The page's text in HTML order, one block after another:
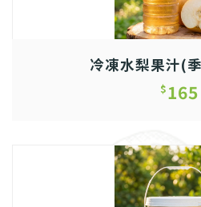
冷凍水梨果汁(
$165